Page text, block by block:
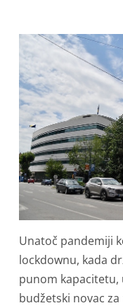
Unatoč pandemiji
lockdownu, kada
punom kapacitetu,
budžetski novac